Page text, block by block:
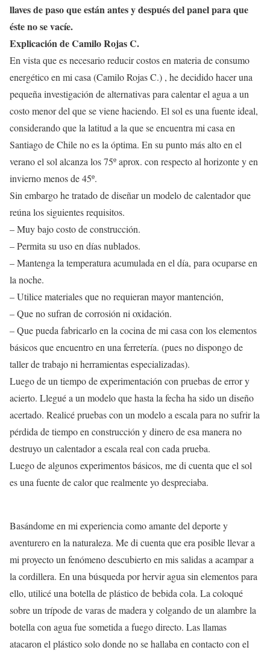
llaves de paso que están antes y después del panel para que
éste no se vacíe.
Explicación de Camilo Rojas C.
En vista que es necesario reducir costos en materia de consumo
energético en mi casa (Camilo Rojas C.) , he decidido hacer una
pequeña investigación de alternativas para calentar el agua a un
costo menor del que se viene haciendo. El sol es una fuente ideal,
considerando que la latitud a la que se encuentra mi casa en
Santiago de Chile no es la óptima. En su punto más alto en el
verano el sol alcanza los 75º aprox. con respecto al horizonte y en
invierno menos de 45º.
Sin embargo he tratado de diseñar un modelo de calentador que
reúna los siguientes requisitos.
– Muy bajo costo de construcción.
– Permita su uso en días nublados.
– Mantenga la temperatura acumulada en el día, para ocuparse en
la noche.
– Utilice materiales que no requieran mayor mantención,
– Que no sufran de corrosión ni oxidación.
– Que pueda fabricarlo en la cocina de mi casa con los elementos
básicos que encuentro en una ferretería. (pues no dispongo de
taller de trabajo ni herramientas especializadas).
Luego de un tiempo de experimentación con pruebas de error y
acierto. Llegué a un modelo que hasta la fecha ha sido un diseño
acertado. Realicé pruebas con un modelo a escala para no sufrir la
pérdida de tiempo en construcción y dinero de esa manera no
destruyo un calentador a escala real con cada prueba.
Luego de algunos experimentos básicos, me di cuenta que el sol
es una fuente de calor que realmente yo despreciaba.
Basándome en mi experiencia como amante del deporte y
aventurero en la naturaleza. Me di cuenta que era posible llevar a
mi proyecto un fenómeno descubierto en mis salidas a acampar a
la cordillera. En una búsqueda por hervir agua sin elementos para
ello, utilicé una botella de plástico de bebida cola. La coloqué
sobre un trípode de varas de madera y colgando de un alambre la
botella con agua fue sometida a fuego directo. Las llamas
atacaron el plástico solo donde no se hallaba en contacto con el